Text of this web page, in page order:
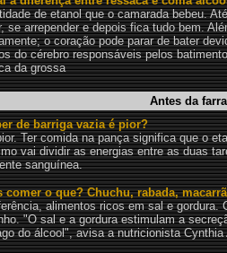
de etanol que o camarada bebeu.
se arrepender e depois fica tudo bem.
o coração pode parar de bater
do cérebro responsáveis pelos
da grossa
Antes da
de barriga vazia é pior?
Ter comida na pança significa que o
vai dividir as energias entre as duas
sanguínea.
comer o que? Chuchu, rabada,
alimentos ricos em sal e gordura.
"O sal e a gordura estimulam a
do álcool", avisa a nutricionista Cynthia